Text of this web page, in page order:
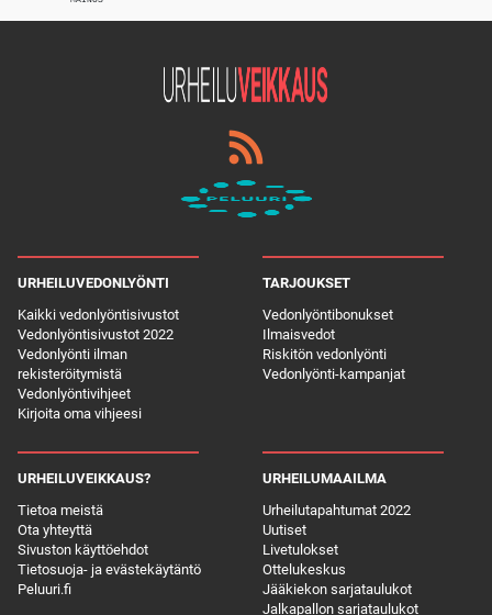
URHEILUVEDONLYÖNTI
Kaikki vedonlyöntisivustot
Vedonlyöntisivustot 2022
Vedonlyönti ilman
rekisteröitymistä
Vedonlyöntivihjeet
Kirjoita oma vihjeesi
TARJOUKSET
Vedonlyöntibonukset
Ilmaisvedot
Riskitön vedonlyönti
Vedonlyönti-kampanjat
URHEILUVEIKKAUS?
Tietoa meistä
Ota yhteyttä
Sivuston käyttöehdot
Tietosuoja- ja evästekäytäntö
Peluuri.fi
URHEILUMAAILMA
Urheilutapahtumat 2022
Uutiset
Livetulokset
Ottelukeskus
Jääkiekon sarjataulukot
Jalkapallon sarjataulukot